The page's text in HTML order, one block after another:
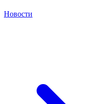
Новости